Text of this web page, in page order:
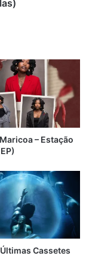
– Estação
Cassetes